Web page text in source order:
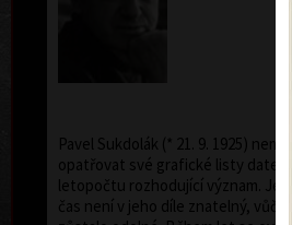
Pavel Sukdolák (* 21. 9. 1925) nemá
opatřovat své grafické listy
letopočtu rozhodující význam. Je
čas není v jeho díle znatelný, vůči